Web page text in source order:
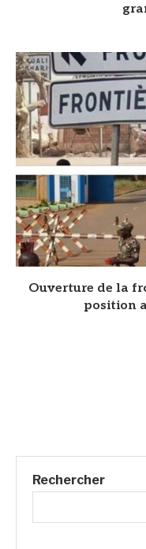
Ouverture de la
position
Rechercher